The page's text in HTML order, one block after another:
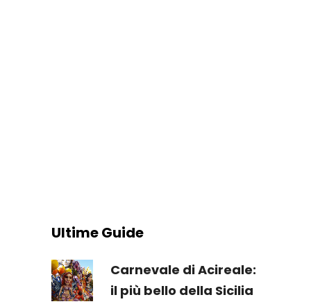
Ultime Guide
Carnevale di Acireale:
il più bello della Sicilia